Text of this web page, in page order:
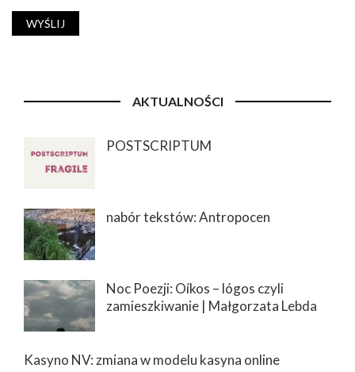
AKTUALNOŚCI
POSTSCRIPTUM
nabór tekstów: Antropocen
Noc Poezji: Oíkos – lógos czyli
zamieszkiwanie | Małgorzata Lebda
Kasyno NV: zmiana w modelu kasyna online